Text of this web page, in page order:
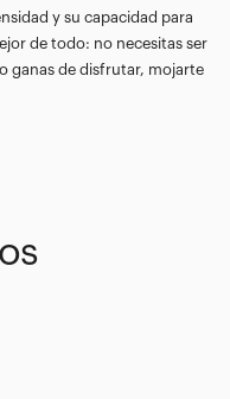
y su capacidad para
de todo: no necesitas ser
ganas de disfrutar, mojarte